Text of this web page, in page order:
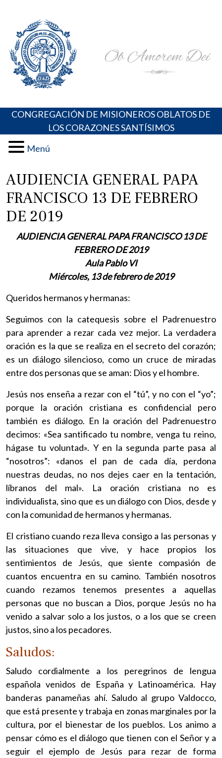
content
Portal de los Padres Oblatos. Advocaciones Marianas,
Oraciones, Música religiosa y más
CONGREGACIÓN DE MISIONEROS OBLATOS DE
LOS CORAZONES SANTÍSIMOS
Menú
AUDIENCIA GENERAL PAPA
FRANCISCO 13 DE FEBRERO
DE 2019
AUDIENCIA GENERAL PAPA FRANCISCO 13 DE
FEBRERO DE 2019
Aula Pablo VI
Miércoles, 13 de febrero de 2019
Queridos hermanos y hermanas:
Seguimos con la catequesis sobre el Padrenuestro
para aprender a rezar cada vez mejor. La verdadera
oración es la que se realiza en el secreto del corazón;
es un diálogo silencioso, como un cruce de miradas
entre dos personas que se aman: Dios y el hombre.
Jesús nos enseña a rezar con el “tú”, y no con el “yo”;
porque la oración cristiana es confidencial pero
también es diálogo. En la oración del Padrenuestro
decimos: «Sea santificado tu nombre, venga tu reino,
hágase tu voluntad». Y en la segunda parte pasa al
“nosotros”: «danos el pan de cada día, perdona
nuestras deudas, no nos dejes caer en la tentación,
líbranos del mal». La oración cristiana no es
individualista, sino que es un diálogo con Dios, desde y
con la comunidad de hermanos y hermanas.
El cristiano cuando reza lleva consigo a las personas y
las situaciones que vive, y hace propios los
sentimientos de Jesús, que siente compasión de
cuantos encuentra en su camino. También nosotros
cuando rezamos tenemos presentes a aquellas
personas que no buscan a Dios, porque Jesús no ha
venido a salvar solo a los justos, o a los que se creen
justos, sino a los pecadores.
Saludos:
Saludo cordialmente a los peregrinos de lengua
española venidos de España y Latinoamérica. Hay
banderas panameñas ahí. Saludo al grupo Valdocco,
que está presente y trabaja en zonas marginales por la
cultura, por el bienestar de los pueblos. Los animo a
pensar cómo es el diálogo que tienen con el Señor y a
seguir el ejemplo de Jesús para rezar de forma